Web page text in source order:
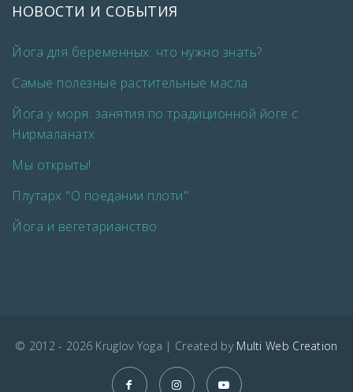
НОВОСТИ И СОБЫТИЯ
Йога для беременных: что нужно знать?
Самые полезные растительные масла
Йога у моря: занятия по традиционной йоге с
Нирмаланатх
Мы открыты!
Плутарх "О поедании плоти"
Йога и вегетарианство
© 2012 - 2026 Kruglov Yoga | Created by Multi Web Creation